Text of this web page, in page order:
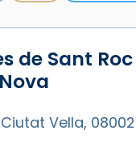
de Sant
Vella,